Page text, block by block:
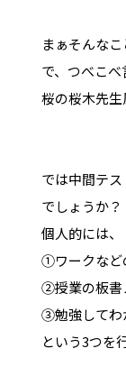
まぁそんな
で、つべこ
桜の桜木先生
では中間テ
でしょうか？
個人的には、
①ワークなど
②授業の板書
③勉強してわ
という3つを